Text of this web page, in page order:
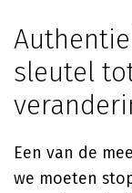
sleutel
Een van de
we moeten